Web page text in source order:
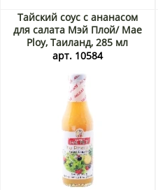
Тайский соус с ананасом
для салата Мэй Плой/ Mae
Ploy, Таиланд, 285 мл
арт. 10584